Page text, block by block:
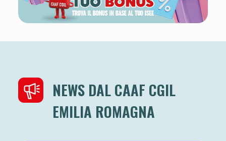
NEWS DAL CAAF CGIL
EMILIA ROMAGNA